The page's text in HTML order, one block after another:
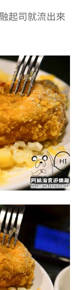
起司就流出來